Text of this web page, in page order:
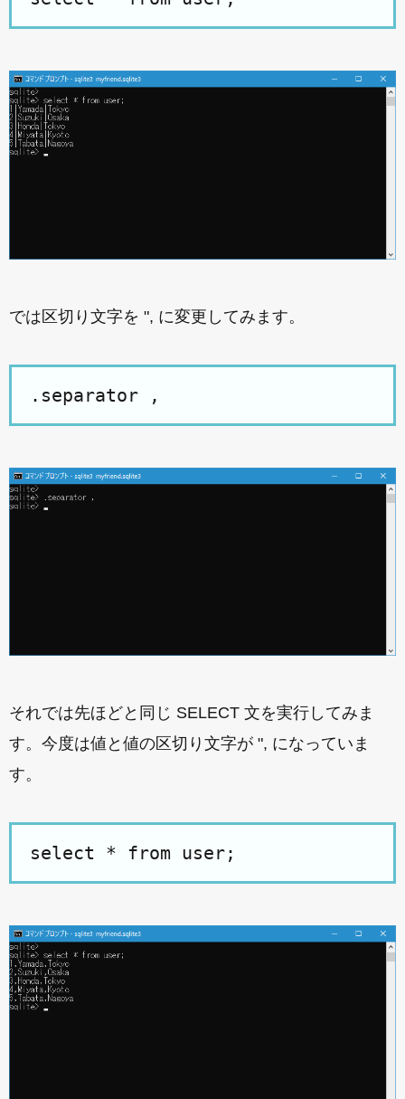
では区切り文字を ", に変更してみます。
.separator ,
それでは先ほどと同じ SELECT 文を実行してみま
す。今度は値と値の区切り文字が ", になっていま
す。
select * from user;